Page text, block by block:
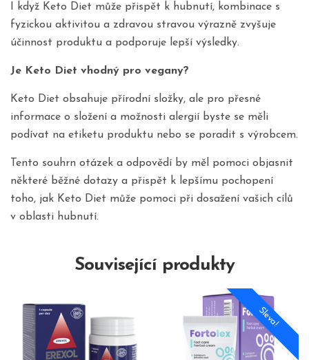
I když Keto Diet může přispět k hubnutí, kombinace s
fyzickou aktivitou a zdravou stravou výrazně zvyšuje
účinnost produktu a podporuje lepší výsledky.
Je Keto Diet vhodný pro vegany?
Keto Diet obsahuje přírodní složky, ale pro přesné
informace o složení a možnosti alergií byste se měli
podívat na etiketu produktu nebo se poradit s výrobcem.
Tento souhrn otázek a odpovědí by měl pomoci objasnit
některé běžné dotazy a přispět k lepšímu pochopení
toho, jak Keto Diet může pomoci při dosažení vašich cílů
v oblasti hubnutí.
Související produkty
Sleva!